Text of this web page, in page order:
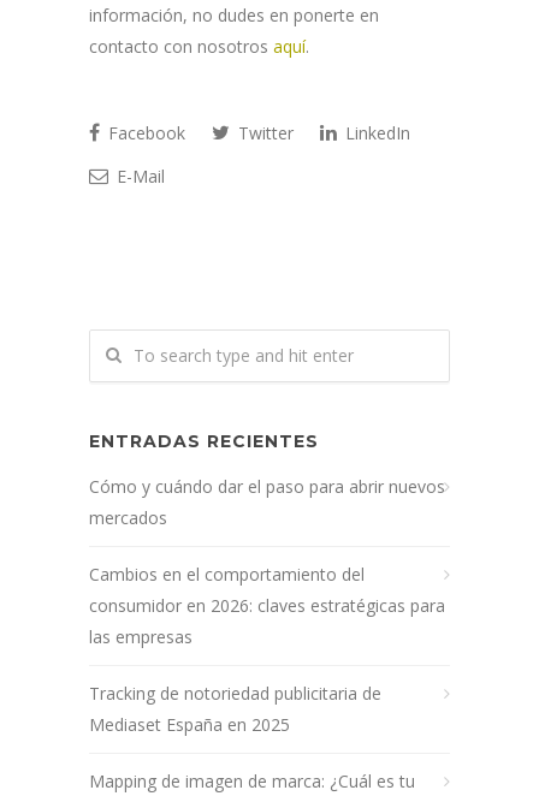
información, no dudes en ponerte en
contacto con nosotros aquí.
Facebook Twitter
LinkedIn
E-Mail
ENTRADAS RECIENTES
Cómo y cuándo dar el paso para abrir nuevos
mercados
Cambios en el comportamiento del
consumidor en 2026: claves estratégicas para
las empresas
Tracking de notoriedad publicitaria de
Mediaset España en 2025
Mapping de imagen de marca: ¿Cuál es tu